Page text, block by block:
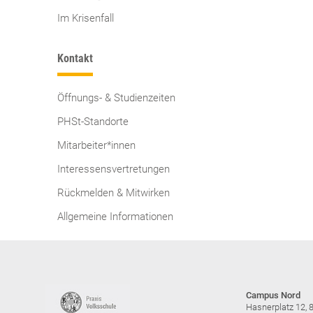
Im Krisenfall
Kontakt
Öffnungs- & Studienzeiten
PHSt-Standorte
Mitarbeiter*innen
Interessensvertretungen
Rückmelden & Mitwirken
Allgemeine Informationen
Campus Nord
Hasnerplatz 12,